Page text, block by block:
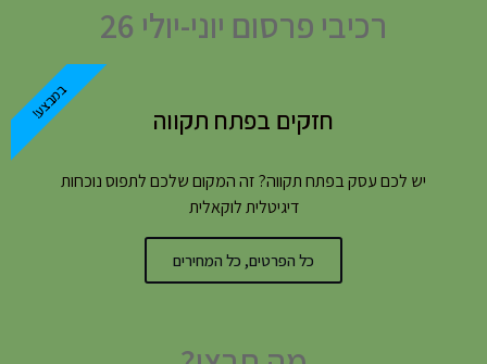
רכיבי פרסום יוני-יולי 26
חזקים בפתח תקווה
יש לכם עסק בפתח תקווה? זה המקום שלכם לתפוס נוכחות
דיגיטלית לוקאלית
כל הפרטים, כל המחירים
במבצע!